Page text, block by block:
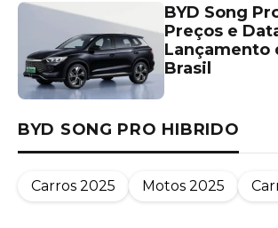
BYD Song
Preços e
Lançamento
Brasil
BYD SONG PRO HIBRIDO
Carros 2025 Motos 2025